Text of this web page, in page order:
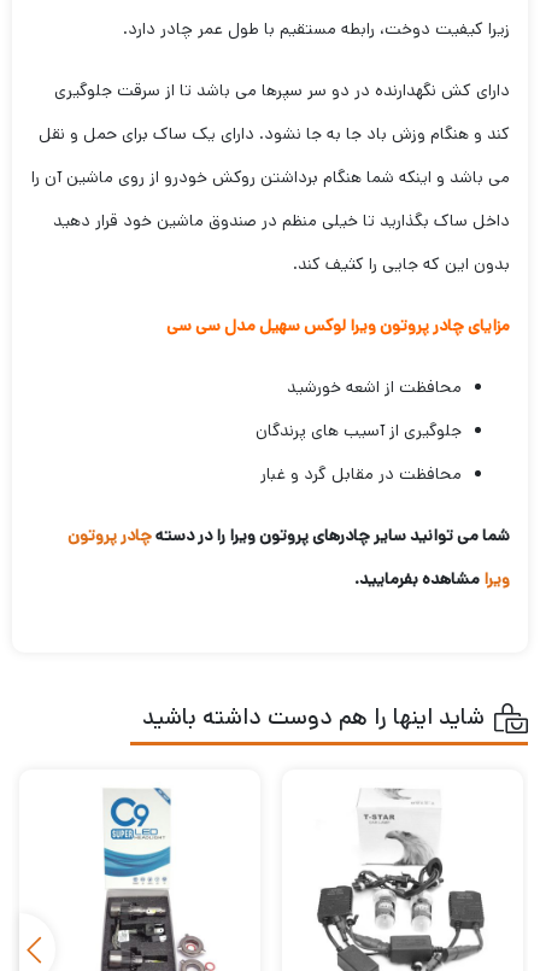
زیرا کیفیت دوخت، رابطه مستقیم با طول عمر چادر دارد.
دارای کش نگهدارنده در دو سر سپرها می باشد تا از سرقت جلوگیری
کند و هنگام وزش باد جا به جا نشود. دارای یک ساک برای حمل و نقل
می باشد و اینکه شما هنگام برداشتن روکش خودرو از روی ماشین آن را
داخل ساک بگذارید تا خیلی منظم در صندوق ماشین خود قرار دهید
بدون این که جایی را کثیف کند.
مزایای چادر پروتون ویرا لوکس سهیل مدل سی سی
محافظت از اشعه خورشید
جلوگیری از آسیب های پرندگان
محافظت در مقابل گرد و غبار
شما می توانید سایر چادرهای پروتون ویرا را در دستهچادر پروتون
ویرا مشاهده بفرمایید.
شاید اینها را هم دوست داشته باشید